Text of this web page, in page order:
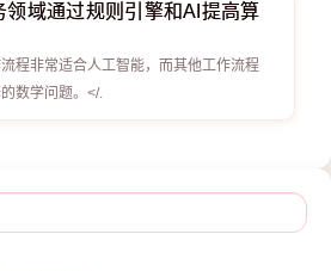
领域通过规则引擎和AI提高算
程非常适合人工智能，而其他工作流程
数学问题。</.